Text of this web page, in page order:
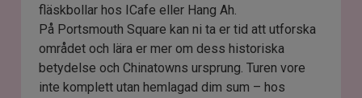
fläskbollar hos ICafe eller Hang Ah.
På Portsmouth Square kan ni ta er tid att utforska
området och lära er mer om dess historiska
betydelse och Chinatowns ursprung. Turen vore
inte komplett utan hemlagad dim sum – hos